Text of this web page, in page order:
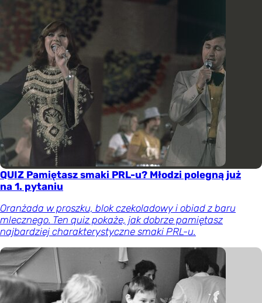
QUIZ Pamiętasz smaki PRL-u? Młodzi polegną już
na 1. pytaniu
Oranżada w proszku, blok czekoladowy i obiad z baru
mlecznego. Ten quiz pokaże, jak dobrze pamiętasz
najbardziej charakterystyczne smaki PRL-u.